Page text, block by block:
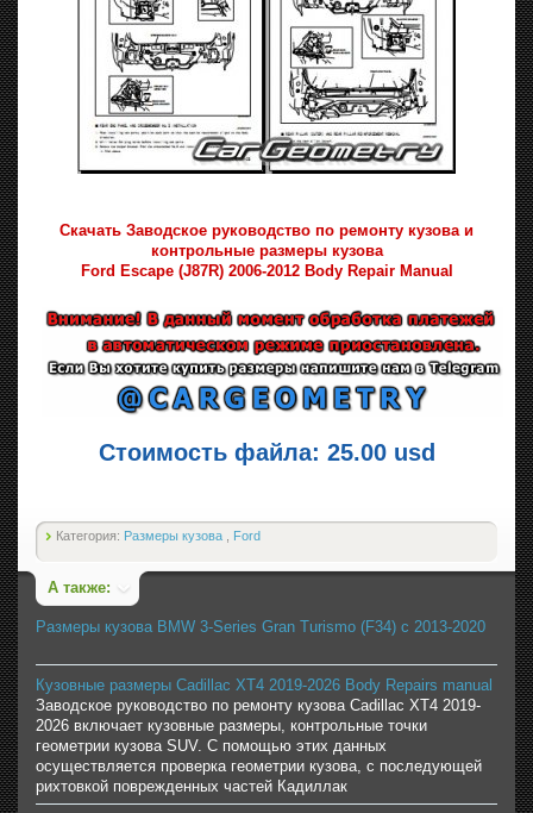
Скачать Заводское руководство по ремонту кузова и
контрольные размеры кузова
Ford Escape (J87R) 2006-2012 Body Repair Manual
Стоимость файла: 25.00 usd
Категория: Размеры кузова Ford
А также:
Размеры кузова BMW 3-Series Gran Turismo (F34) с 2013-2020
Кузовные размеры Cadillac XT4 2019-2026 Body Repairs manual
Заводское руководство по ремонту кузова Cadillac XT4 2019-
2026 включает кузовные размеры, контрольные точки
геометрии кузова SUV. С помощью этих данных
осуществляется проверка геометрии кузова, с последующей
рихтовкой поврежденных частей Кадиллак